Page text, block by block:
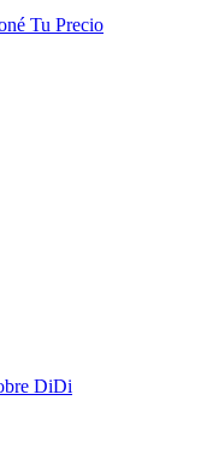
Tu Precio
DiDi